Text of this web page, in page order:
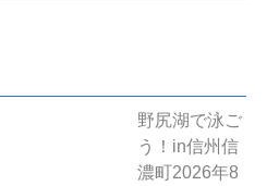
野尻湖で泳ご
う！in信州信
濃町 2026年8